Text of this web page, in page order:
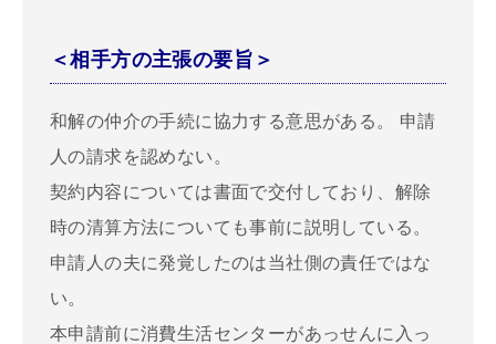
＜相手方の主張の要旨＞
和解の仲介の手続に協力する意思がある。 申請
人の請求を認めない。
契約内容については書面で交付しており、解除
時の清算方法についても事前に説明している。
申請人の夫に発覚したのは当社側の責任ではな
い。
本申請前に消費生活センターがあっせんに入っ